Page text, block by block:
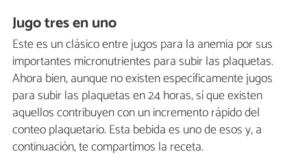
Jugo tres en uno
Este es un clásico entre jugos para la anemia por sus
importantes micronutrientes para subir las plaquetas.
Ahora bien, aunque no existen específicamente jugos
para subir las plaquetas en 24 horas, sí que existen
aquellos contribuyen con un incremento rápido del
conteo plaquetario. Esta bebida es uno de esos y, a
continuación, te compartimos la receta.